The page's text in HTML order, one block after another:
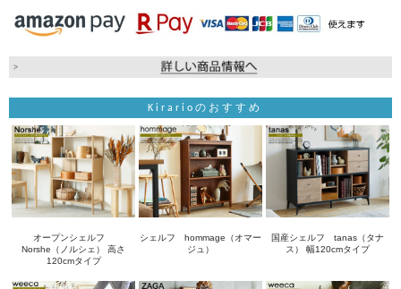
Kirarioのおすすめ
オープンシェルフ
Norshe（ノルシェ） 高さ
120cmタイプ
シェルフ hommage（オマー
ジュ）
国産シェルフ tanas（タナ
ス） 幅120cmタイプ